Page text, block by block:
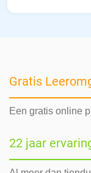
Gratis
Een gratis online
22 jaar